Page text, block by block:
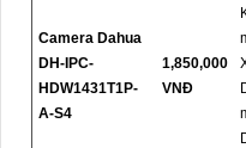
Camera Dahua
DH-IPC-
HDW1431T1P-
A-S4
1,850,000
VNĐ